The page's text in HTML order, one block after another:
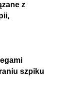
z
szpiku